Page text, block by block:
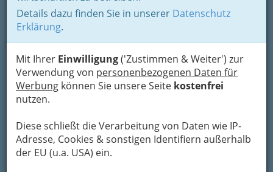
Details dazu finden Sie in unserer Datenschutz
Erklärung.
Mit Ihrer Einwilligung('Zustimmen & Weiter') zur
Verwendung von personenbezogenen Daten für
Werbung können Sie unsere Seite kostenfrei
nutzen.
Diese schließt die Verarbeitung von Daten wie IP-
Adresse, Cookies & sonstigen Identifiern außerhalb
der EU (u.a. USA) ein.
Krieglach
Malleisten 15, 8670 Krieglach
Karte anzeigen